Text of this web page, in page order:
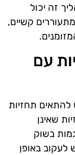
זה יכול
קשיים,
עם
להתאים תחזיות
שאינן
בשוק
לעקוב באופן